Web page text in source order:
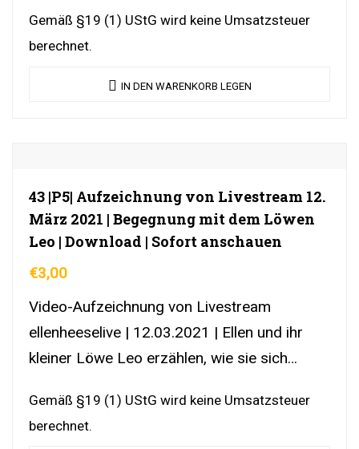
Gemäß §19 (1) UStG wird keine Umsatzsteuer
berechnet.
IN DEN WARENKORB LEGEN
43 |P5| Aufzeichnung von Livestream 12.
März 2021 | Begegnung mit dem Löwen
Leo | Download | Sofort anschauen
€3,00
Video-Aufzeichnung von Livestream
ellenheeselive | 12.03.2021 | Ellen und ihr
kleiner Löwe Leo erzählen, wie sie sich
YouTubeLink
Gemäß §19 (1) UStG wird keine Umsatzsteuer
berechnet.